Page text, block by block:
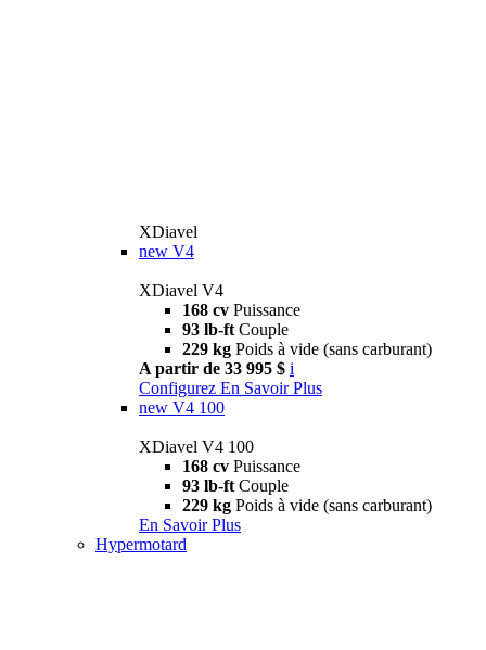
XDiavel
new V4
XDiavel V4
168 cv Puissance
93 lb-ft Couple
229 kg Poids à vide (sans carburant)
A partir de 33 995 $ i
Configurez En Savoir Plus
new V4 100
XDiavel V4 100
168 cv Puissance
93 lb-ft Couple
229 kg Poids à vide (sans carburant)
En Savoir Plus
Hypermotard